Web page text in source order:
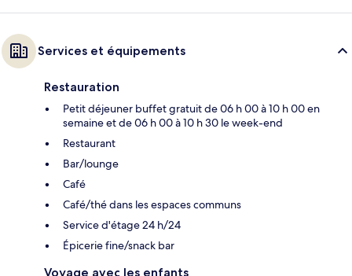
Services et équipements
Restauration
Petit déjeuner buffet gratuit de 06 h 00 à 10 h 00 en
semaine et de 06 h 00 à 10 h 30 le week-end
Restaurant
Bar/lounge
Café
Café/thé dans les espaces communs
Service d'étage 24 h/24
Épicerie fine/snack bar
Voyage avec les enfants